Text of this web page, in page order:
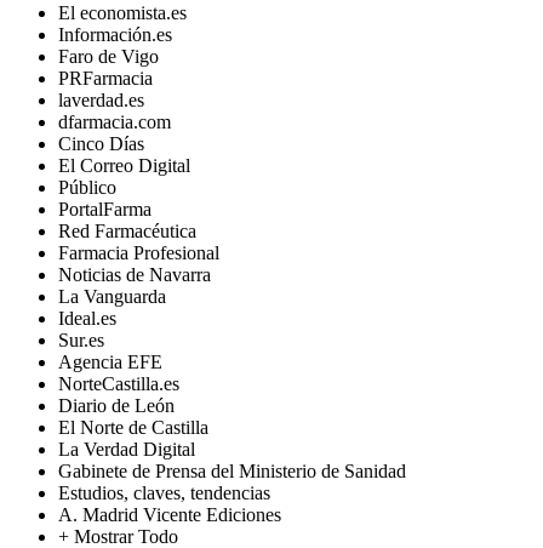
El economista.es
Información.es
Faro de Vigo
PRFarmacia
laverdad.es
dfarmacia.com
Cinco Días
El Correo Digital
Público
PortalFarma
Red Farmacéutica
Farmacia Profesional
Noticias de Navarra
La Vanguarda
Ideal.es
Sur.es
Agencia EFE
NorteCastilla.es
Diario de León
El Norte de Castilla
La Verdad Digital
Gabinete de Prensa del Ministerio de Sanidad
Estudios, claves, tendencias
A. Madrid Vicente Ediciones
+ Mostrar Todo